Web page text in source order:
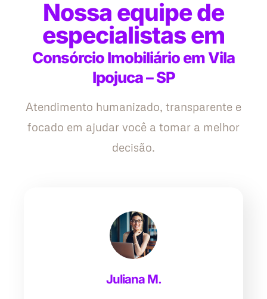
Nossa equipe de
especialistas em
Consórcio Imobiliário em Vila
Ipojuca – SP
Atendimento humanizado, transparente e
focado em ajudar você a tomar a melhor
decisão.
Juliana M.